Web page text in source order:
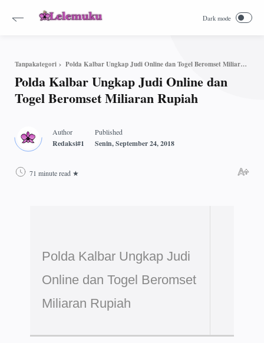
Tanpakategori Polda Kalbar Ungkap Judi Online dan Togel Beromset Miliaran Rupiah
Polda Kalbar Ungkap Judi Online dan
Togel Beromset Miliaran Rupiah
71 minute read
Polda Kalbar Ungkap Judi
Online dan Togel Beromset
Miliaran Rupiah